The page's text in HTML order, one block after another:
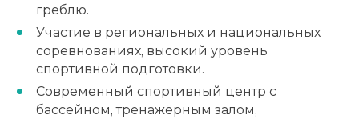
греблю.
Участие в региональных и национальных
соревнованиях, высокий уровень
спортивной подготовки.
Современный спортивный центр с
бассейном, тренажёрным залом,